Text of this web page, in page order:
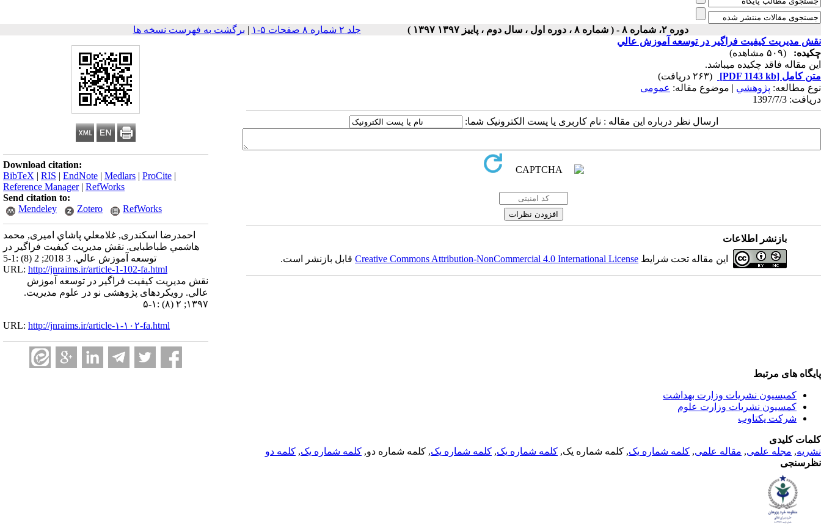
دوره ۲، شماره ۸ - ( شماره ۸ ، دوره اول ، سال دوم ، پاییز ۱۳۹۷ ۱۳۹۷ ) جلد ۲ شماره ۸ صفحات ۵-۱ | برگشت به فهرست نسخه ها
Download citation:
BibTeX | RIS | EndNote | Medlars | ProCite |
Reference Manager| RefWorks
Send citation to:
Mendeley
Zotero RefWorks
احمدرضا اسكندری, غلامعلي پاشاي اميری, محمد
هاشمي طباطبايی. نقش مديريت كيفيت فراگير در
توسعه آموزش عالي. 3 2018; 2 (8) :1-5
URL: http://jnraims.ir/article-1-102-fa.html
نقش مديريت كيفيت فراگير در توسعه آموزش
عالي. رویکردهای پژوهشی نو در علوم مدیریت.
۱۳۹۷; ۲ (۸) :۱-۵
URL: http://jnraims.ir/article-۱-۱۰۲-fa.html
نقش مديريت كيفيت فراگير در توسعه آموزش عالي
چکیده:
(۵۰۹ مشاهده)
این مقاله فاقد چکیده می​باشد.
متن کامل [PDF 1143 kb]
(۲۶۳ دریافت)
نوع مطالعه: پژوهشي | موضوع مقاله: عمومى
دریافت: 1397/7/3
ارسال نظر درباره این مقاله : نام کاربری یا پست الکترونیک شما:
بازنشر اطلاعات
این مقاله تحت شرایط Creative Commons Attribution-NonCommercial 4.0 International Licenseقابل بازنشر است.
پایگاه های مرتبط
کمیسیون نشریات وزارت بهداشت
کمسیون نشریات وزارت علوم
شرکت یکتاوب
کلمات کلیدی
نشریه, مجله علمی, مقاله علمی, کلمه شماره یک, کلمه شماره یک, کلمه شماره یک, کلمه شماره یک, کلمه شماره دو, کلمه شماره یک, کلمه دو
نظرسنجی